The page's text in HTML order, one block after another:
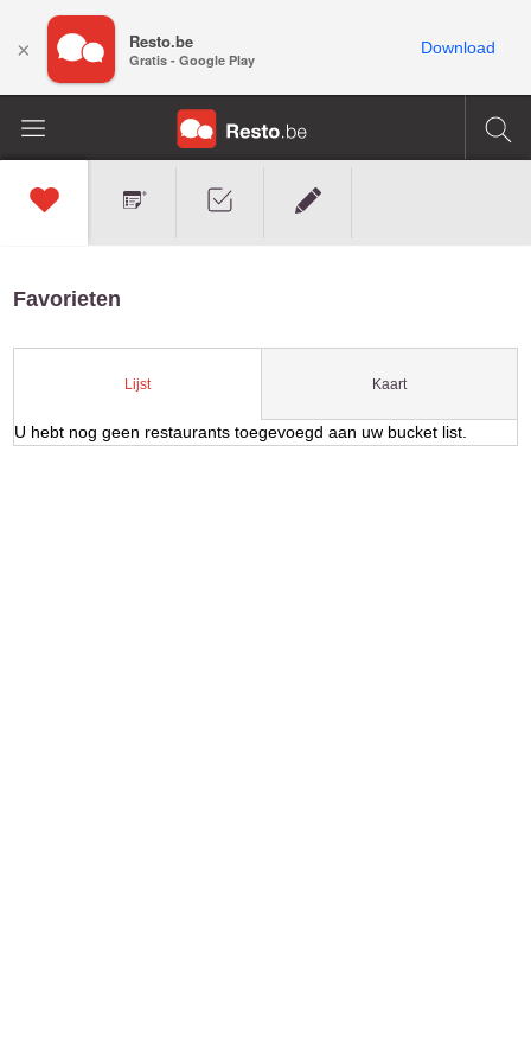
Favorieten
Lijst Kaart
U hebt nog geen restaurants toegevoegd aan uw bucket list.
× Resto.be
Gratis - Google Play
Download